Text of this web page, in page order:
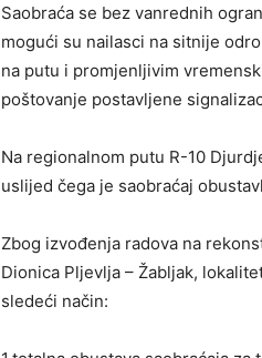
Saobraća se bez vanrednih
mogući su nailasci na sitnije
na putu i promjenljivim
poštovanje postavljene
Na regionalnom putu R-10
uslijed čega je saobraćaj
Zbog izvođenja radova na
Dionica Pljevlja – Žabljak,
sledeći način: